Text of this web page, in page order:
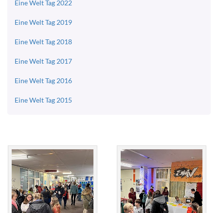
Eine Welt Tag 2022
Eine Welt Tag 2019
Eine Welt Tag 2018
Eine Welt Tag 2017
Eine Welt Tag 2016
Eine Welt Tag 2015